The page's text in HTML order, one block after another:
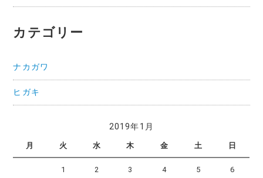
カテゴリー
ナカガワ
ヒガキ
2019年1月
月 火 水 木 金 土 日
1 2 3 4 5 6